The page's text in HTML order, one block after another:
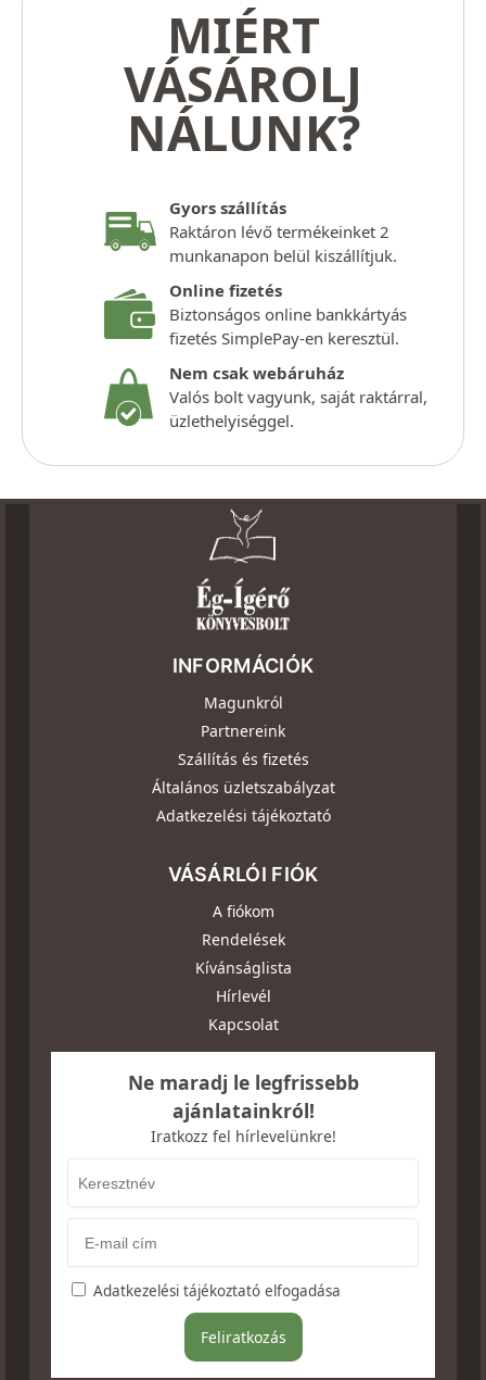
MIÉRT
VÁSÁROLJ
NÁLUNK?
Gyors szállítás
Raktáron lévő termékeinket 2
munkanapon belül kiszállítjuk.
Online fizetés
Biztonságos online bankkártyás
fizetés SimplePay-en keresztül.
Nem csak webáruház
Valós bolt vagyunk, saját raktárral,
üzlethelyiséggel.
INFORMÁCIÓK
Magunkról
Partnereink
Szállítás és fizetés
Általános üzletszabályzat
Adatkezelési tájékoztató
VÁSÁRLÓI FIÓK
A fiókom
Rendelések
Kívánságlista
Hírlevél
Kapcsolat
Ne maradj le legfrissebb
ajánlatainkról!
Iratkozz fel hírlevelünkre!
Adatkezelési tájékoztató elfogadása